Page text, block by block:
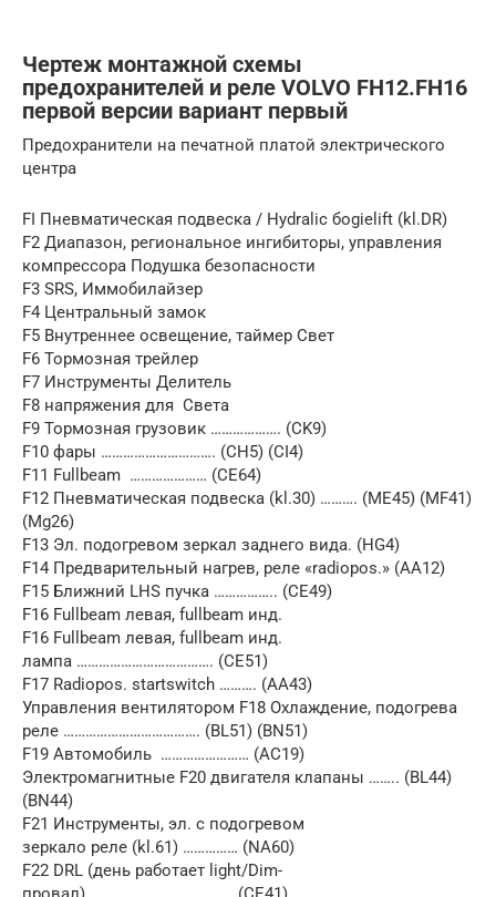
Чертеж монтажной схемы
предохранителей и реле VOLVO FH12.FH16
первой версии вариант первый
Предохранители на печатной платой электрического
центра
FI Пневматическая подвеска / Hydralic боgielift (kl.DR)
F2 Диапазон, региональное ингибиторы, управления
компрессора Подушка безопасности
F3 SRS, Иммобилайзер
F4 Центральный замок
F5 Внутреннее освещение, таймер Свет
F6 Тормозная трейлер
F7 Инструменты Делитель
F8 напряжения для Света
F9 Тормозная грузовик ………………. (CK9)
F10 фары …………………………. (CH5) (CI4)
F11 Fullbeam ………………… (CE64)
F12 Пневматическая подвеска (kl.30) ………. (ME45) (MF41)
(Mg26)
F13 Эл. подогревом зеркал заднего вида. (HG4)
F14 Предварительный нагрев, реле «radiopos.» (AA12)
F15 Ближний LHS пучка …………….. (CE49)
F16 Fullbeam левая, fullbeam инд.
F16 Fullbeam левая, fullbeam инд.
лампа ………………………………. (CE51)
F17 Radiopos. startswitch ………. (AA43)
Управления вентилятором F18 Охлаждение, подогрева
реле ………………………………. (BL51) (BN51)
F19 Автомобиль …………………… (AC19)
Электромагнитные F20 двигателя клапаны …….. (BL44)
(BN44)
F21 Инструменты, эл. с подогревом
зеркало реле (kl.61) …………… (NA60)
F22 DRL (день работает light/Dim-